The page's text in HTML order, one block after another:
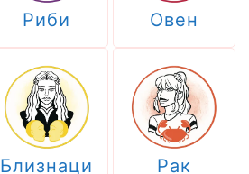
Риби Овен
Близнаци Рак